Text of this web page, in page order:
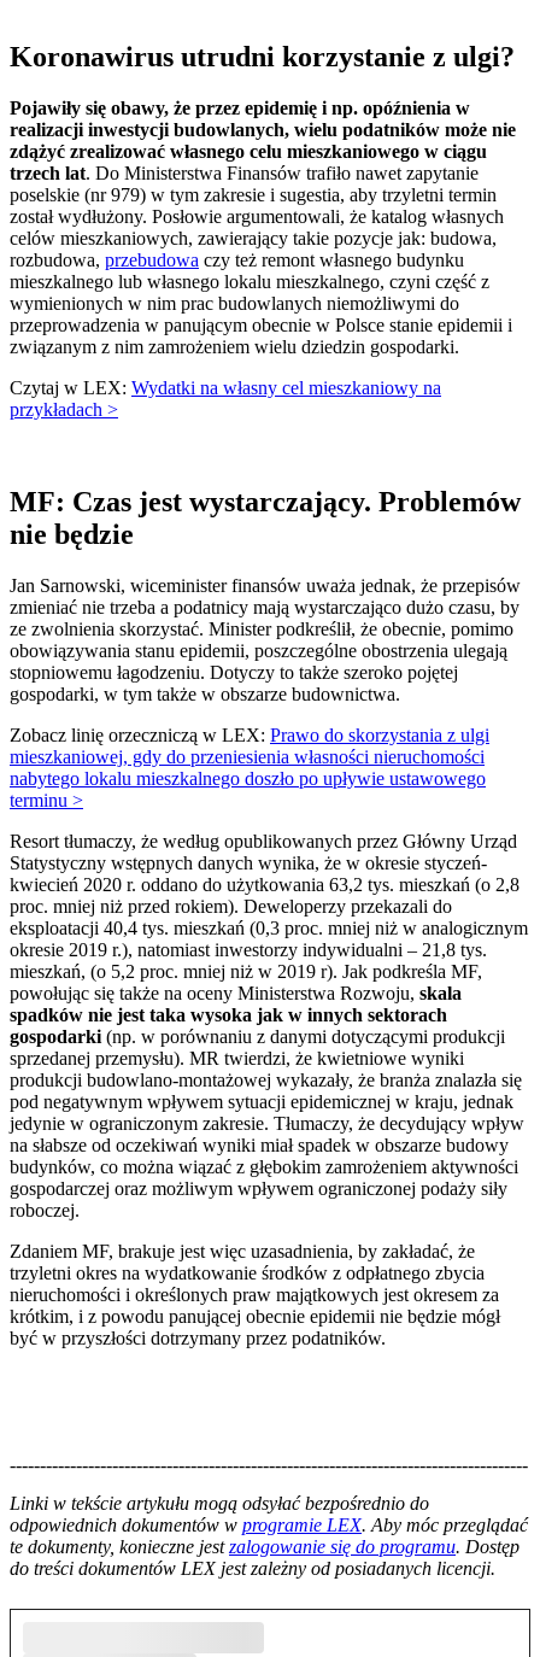
Koronawirus utrudni korzystanie z ulgi?
Pojawiły się obawy, że przez epidemię i np. opóźnienia w
realizacji inwestycji budowlanych, wielu podatników może nie
zdążyć zrealizować własnego celu mieszkaniowego w ciągu
trzech lat. Do Ministerstwa Finansów trafiło nawet zapytanie
poselskie (nr 979) w tym zakresie i sugestia, aby trzyletni termin
został wydłużony. Posłowie argumentowali, że katalog własnych
celów mieszkaniowych, zawierający takie pozycje jak: budowa,
rozbudowa, przebudowa czy też remont własnego budynku
mieszkalnego lub własnego lokalu mieszkalnego, czyni część z
wymienionych w nim prac budowlanych niemożliwymi do
przeprowadzenia w panującym obecnie w Polsce stanie epidemii i
związanym z nim zamrożeniem wielu dziedzin gospodarki.
Czytaj w LEX: Wydatki na własny cel mieszkaniowy na
przykładach >
MF: Czas jest wystarczający. Problemów
nie będzie
Jan Sarnowski, wiceminister finansów uważa jednak, że przepisów
zmieniać nie trzeba a podatnicy mają wystarczająco dużo czasu, by
ze zwolnienia skorzystać. Minister podkreślił, że obecnie, pomimo
obowiązywania stanu epidemii, poszczególne obostrzenia ulegają
stopniowemu łagodzeniu. Dotyczy to także szeroko pojętej
gospodarki, w tym także w obszarze budownictwa.
Zobacz linię orzeczniczą w LEX: Prawo do skorzystania z ulgi
mieszkaniowej, gdy do przeniesienia własności nieruchomości
nabytego lokalu mieszkalnego doszło po upływie ustawowego
terminu >
Resort tłumaczy, że według opublikowanych przez Główny Urząd
Statystyczny wstępnych danych wynika, że w okresie styczeń-
kwiecień 2020 r. oddano do użytkowania 63,2 tys. mieszkań (o 2,8
proc. mniej niż przed rokiem). Deweloperzy przekazali do
eksploatacji 40,4 tys. mieszkań (0,3 proc. mniej niż w analogicznym
okresie 2019 r.), natomiast inwestorzy indywidualni – 21,8 tys.
mieszkań, (o 5,2 proc. mniej niż w 2019 r). Jak podkreśla MF,
powołując się także na oceny Ministerstwa Rozwoju, skala
spadków nie jest taka wysoka jak w innych sektorach
gospodarki (np. w porównaniu z danymi dotyczącymi produkcji
sprzedanej przemysłu). MR twierdzi, że kwietniowe wyniki
produkcji budowlano-montażowej wykazały, że branża znalazła się
pod negatywnym wpływem sytuacji epidemicznej w kraju, jednak
jedynie w ograniczonym zakresie. Tłumaczy, że decydujący wpływ
na słabsze od oczekiwań wyniki miał spadek w obszarze budowy
budynków, co można wiązać z głębokim zamrożeniem aktywności
gospodarczej oraz możliwym wpływem ograniczonej podaży siły
roboczej.
Zdaniem MF, brakuje jest więc uzasadnienia, by zakładać, że
trzyletni okres na wydatkowanie środków z odpłatnego zbycia
nieruchomości i określonych praw majątkowych jest okresem za
krótkim, i z powodu panującej obecnie epidemii nie będzie mógł
być w przyszłości dotrzymany przez podatników.
--------------------------------------------------------------------------------------
Linki w tekście artykułu mogą odsyłać bezpośrednio do
odpowiednich dokumentów w programie LEX. Aby móc przeglądać
te dokumenty, konieczne jestzalogowanie się do programu. Dostęp
do treści dokumentów LEX jest zależny od posiadanych licencji.